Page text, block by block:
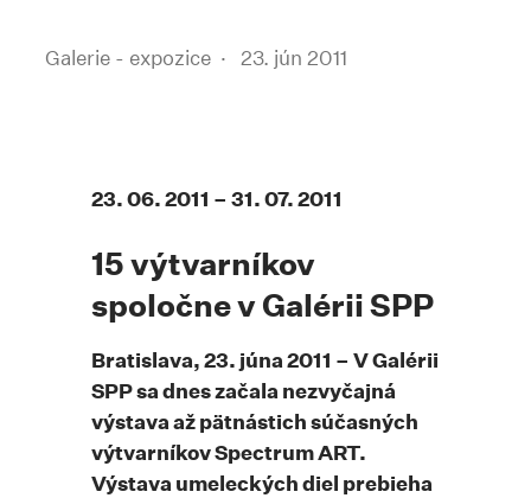
Galerie - expozice 23. jún 2011
23. 06. 2011 – 31. 07. 2011
15 výtvarníkov
spoločne v Galérii SPP
Bratislava, 23. júna 2011 – V Galérii
SPP sa dnes začala nezvyčajná
výstava až pätnástich súčasných
výtvarníkov Spectrum ART.
Výstava umeleckých diel prebieha